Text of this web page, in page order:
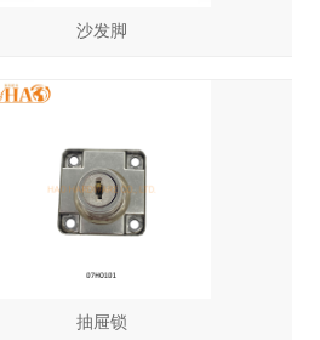
沙发脚
抽屉锁